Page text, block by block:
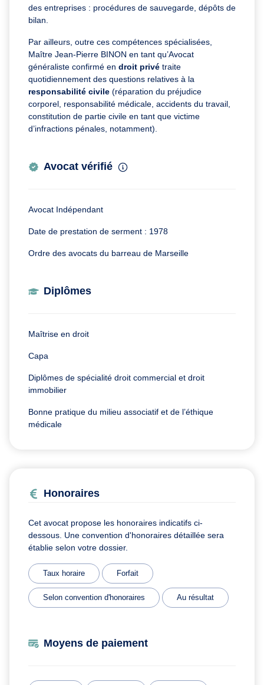
des entreprises : procédures de sauvegarde, dépôts de
bilan.
Par ailleurs, outre ces compétences spécialisées,
Maître Jean-Pierre BINON en tant qu’Avocat
généraliste confirmé en droit privé traite
quotidiennement des questions relatives à la
responsabilité civile (réparation du préjudice
corporel, responsabilité médicale, accidents du travail,
constitution de partie civile en tant que victime
d’infractions pénales, notamment).
Avocat vérifié
Avocat Indépendant
Date de prestation de serment : 1978
Ordre des avocats du barreau de Marseille
Diplômes
Maîtrise en droit
Capa
Diplômes de spécialité droit commercial et droit
immobilier
Bonne pratique du milieu associatif et de l’éthique
médicale
Honoraires
Cet avocat propose les honoraires indicatifs ci-
dessous. Une convention d'honoraires détaillée sera
établie selon votre dossier.
Taux horaire Forfait
Selon convention d'honoraires Au résultat
Moyens de paiement